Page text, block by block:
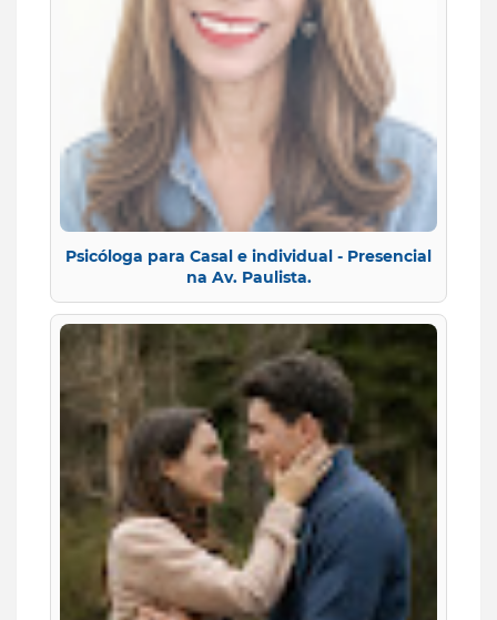
Psicóloga para Casal e individual - Presencial
na Av. Paulista.